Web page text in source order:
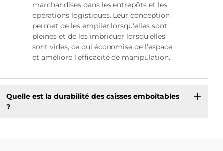
marchandises dans les entrepôts et les
opérations logistiques. Leur conception
permet de les empiler lorsqu'elles sont
pleines et de les imbriquer lorsqu'elles
sont vides, ce qui économise de l'espace
et améliore l'efficacité de manipulation.
Quelle est la durabilité des caisses emboîtables
?